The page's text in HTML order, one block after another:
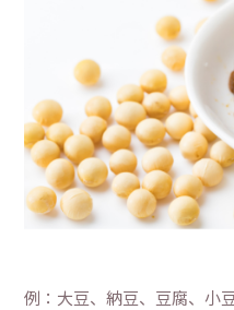
例：大豆、納豆、豆腐、小